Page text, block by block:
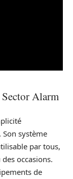
Alarm
Son système
par tous,
occasions.
de